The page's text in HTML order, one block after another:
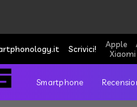
Scrivici! Apple
Xiaomi
Smartphone